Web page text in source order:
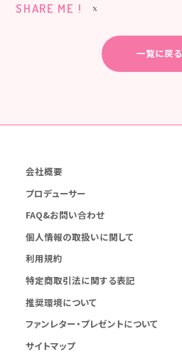
SHARE ME !
一覧に戻る
会社概要
プロデューサー
FAQ&お問い合わせ
個人情報の取扱いに関して
利用規約
特定商取引法に関する表記
推奨環境について
ファンレター・プレゼントについて
サイトマップ